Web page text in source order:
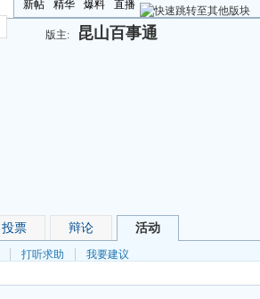
新帖 精华 爆料 直播
版主:
昆山百事通
投票 辩论 活动
打听求助
我要建议